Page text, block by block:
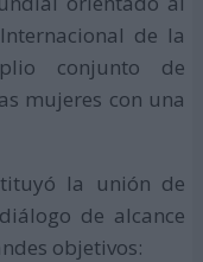
de la
conjunto de
mujeres con una
la unión de
de alcance
objetivos: